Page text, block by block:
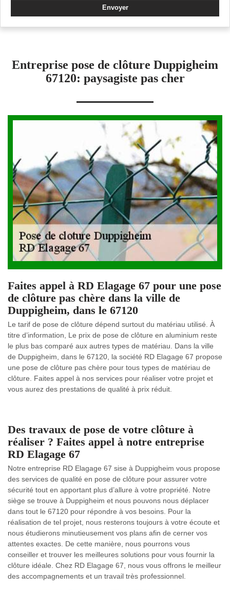
Entreprise pose de clôture Duppigheim
67120: paysagiste pas cher
Faites appel à RD Elagage 67 pour une pose
de clôture pas chère dans la ville de
Duppigheim, dans le 67120
Le tarif de pose de clôture dépend surtout du matériau utilisé. À
titre d’information, Le prix de pose de clôture en aluminium reste
le plus bas comparé aux autres types de matériau. Dans la ville
de Duppigheim, dans le 67120, la société RD Elagage 67 propose
une pose de clôture pas chère pour tous types de matériau de
clôture. Faites appel à nos services pour réaliser votre projet et
vous aurez des prestations de qualité à prix réduit.
Des travaux de pose de votre clôture à
réaliser ? Faites appel à notre entreprise
RD Elagage 67
Notre entreprise RD Elagage 67 sise à Duppigheim vous propose
des services de qualité en pose de clôture pour assurer votre
sécurité tout en apportant plus d’allure à votre propriété. Notre
siège se trouve à Duppigheim et nous pouvons nous déplacer
dans tout le 67120 pour répondre à vos besoins. Pour la
réalisation de tel projet, nous resterons toujours à votre écoute et
nous étudierons minutieusement vos plans afin de cerner vos
attentes exactes. De cette manière, nous pourrons vous
conseiller et trouver les meilleures solutions pour vous fournir la
clôture idéale. Chez RD Elagage 67, nous vous offrons le meilleur
des accompagnements et un travail très professionnel.